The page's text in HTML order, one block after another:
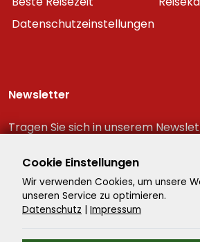
Datenschutzeinstellungen
Newsletter
Tragen Sie sich in unserem
Reiseschnäppchen!
Cookie Einstellungen
Wir verwenden Cookies, um unsere
unseren Service zu optimieren.
Datenschutz | Impressum